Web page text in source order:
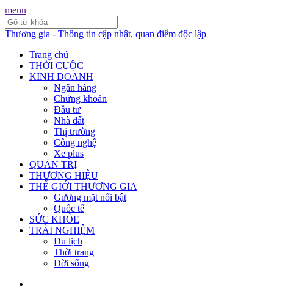
menu
Thương gia - Thông tin cập nhật, quan điểm độc lập
Trang chủ
THỜI CUỘC
KINH DOANH
Ngân hàng
Chứng khoán
Đầu tư
Nhà đất
Thị trường
Công nghệ
Xe plus
QUẢN TRỊ
THƯƠNG HIỆU
THẾ GIỚI THƯƠNG GIA
Gương mặt nổi bật
Quốc tế
SỨC KHỎE
TRẢI NGHIỆM
Du lịch
Thời trang
Đời sống